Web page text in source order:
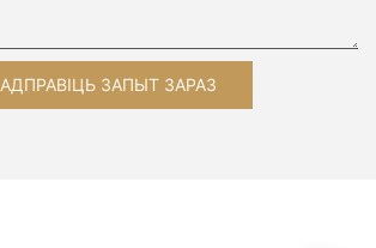
АДПРАВІЦЬ ЗАПЫТ ЗАРАЗ